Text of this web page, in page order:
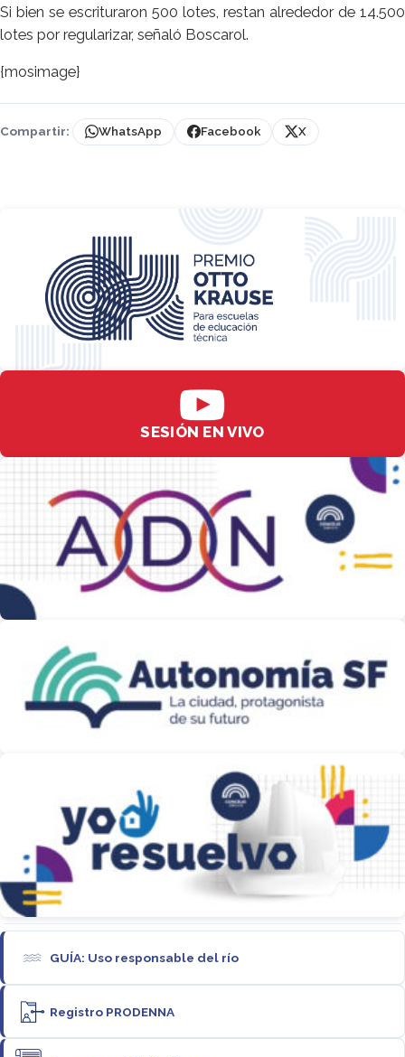
Si bien se escrituraron 500 lotes, restan alrededor de 14.500
lotes por regularizar, señaló Boscarol.
{mosimage}
Compartir: WhatsApp Facebook X
SESIÓN EN VIVO
GUÍA: Uso responsable del río
Registro PRODENNA